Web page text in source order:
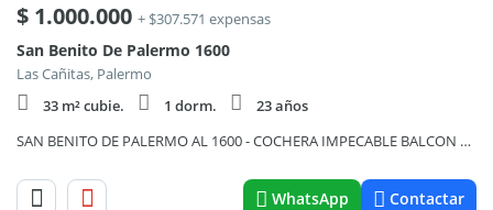
$ 1.000.000 + $307.571 expensas
San Benito De Palermo 1600
Las Cañitas, Palermo
33 m² cubie.
1 dorm.
23 años
SAN BENITO DE PALERMO AL 1600 - COCHERA IMPECABLE BALCON V/ABIERTA TODO SOL AMENITIES
WhatsApp Contactar